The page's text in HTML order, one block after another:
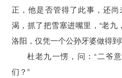
正，他是否管得了此事，还
渴，抓了把雪塞进嘴里，“老
洛阳，仅凭一个公孙牙婆做得到
杜老九一愣，问：“二爷
们？”